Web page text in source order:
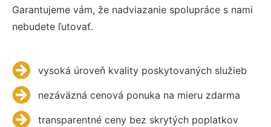
Garantujeme vám, že nadviazanie spolupráce s nami
nebudete ľutovať.
vysoká úroveň kvality poskytovaných služieb
nezáväzná cenová ponuka na mieru zdarma
transparentné ceny bez skrytých poplatkov